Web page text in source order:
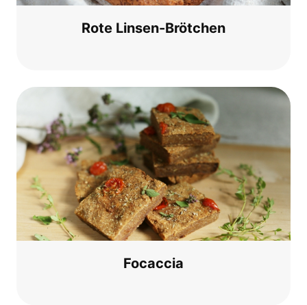
Rote Lin­sen-Bröt­chen
Foc­ac­cia